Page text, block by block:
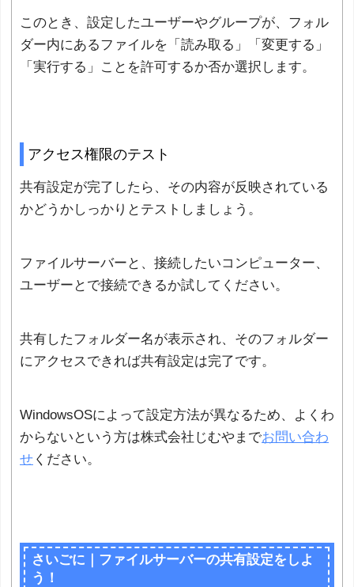
このとき、設定したユーザーやグループが、フォル
ダー内にあるファイルを「読み取る」「変更する」
「実行する」ことを許可するか否か選択します。
アクセス権限のテスト
共有設定が完了したら、その内容が反映されている
かどうかしっかりとテストしましょう。
ファイルサーバーと、接続したいコンピューター、
ユーザーとで接続できるか試してください。
共有したフォルダー名が表示され、そのフォルダー
にアクセスできれば共有設定は完了です。
WindowsOSによって設定方法が異なるため、よくわ
からないという方は株式会社じむやまでお問い合わ
せ ください。
さいごに｜ファイルサーバーの共有設定をしよ
う！